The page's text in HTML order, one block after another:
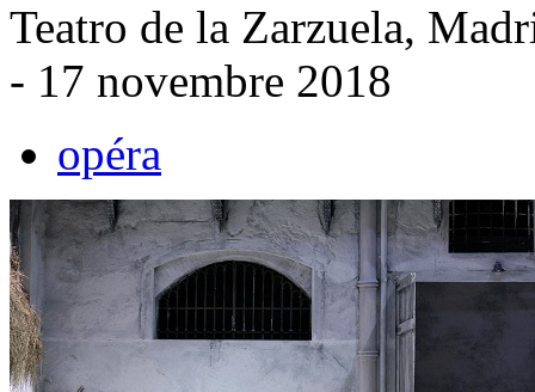
Teatro de la Zarzuela,
- 17 novembre 2018
opéra